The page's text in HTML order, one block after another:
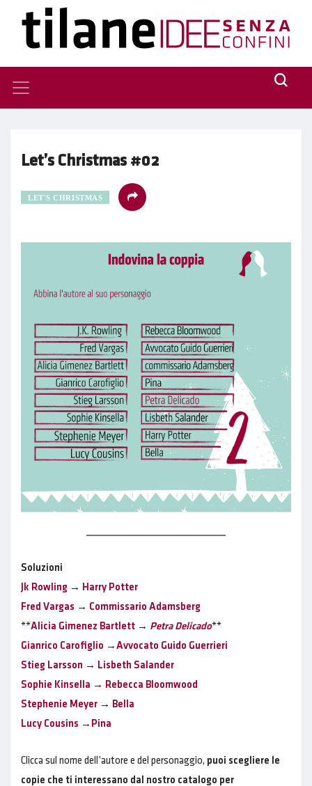
Let’s Christmas #02
LET'S CHRISTMAS
Soluzioni
Jk Rowling → Harry Potter
Fred Vargas → Commissario Adamsberg
**Alicia Gimenez Bartlett → Petra Delicado**
Gianrico Carofiglio → Avvocato Guido Guerrieri
Stieg Larsson → Lisbeth Salander
Sophie Kinsella → Rebecca Bloomwood
Stephenie Meyer → Bella
Lucy Cousins → Pina
Clicca sul nome dell’autore e del personaggio, puoi scegliere le
copie che ti interessano dal nostro catalogo per